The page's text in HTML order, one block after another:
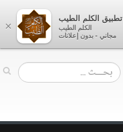
×
تطبيق الكلم الطيب
الكلم الطيب
مجاني - بدون إعلانات